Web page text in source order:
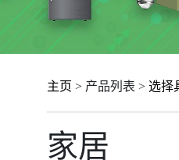
主页 > 产品列表 > 选择
家居